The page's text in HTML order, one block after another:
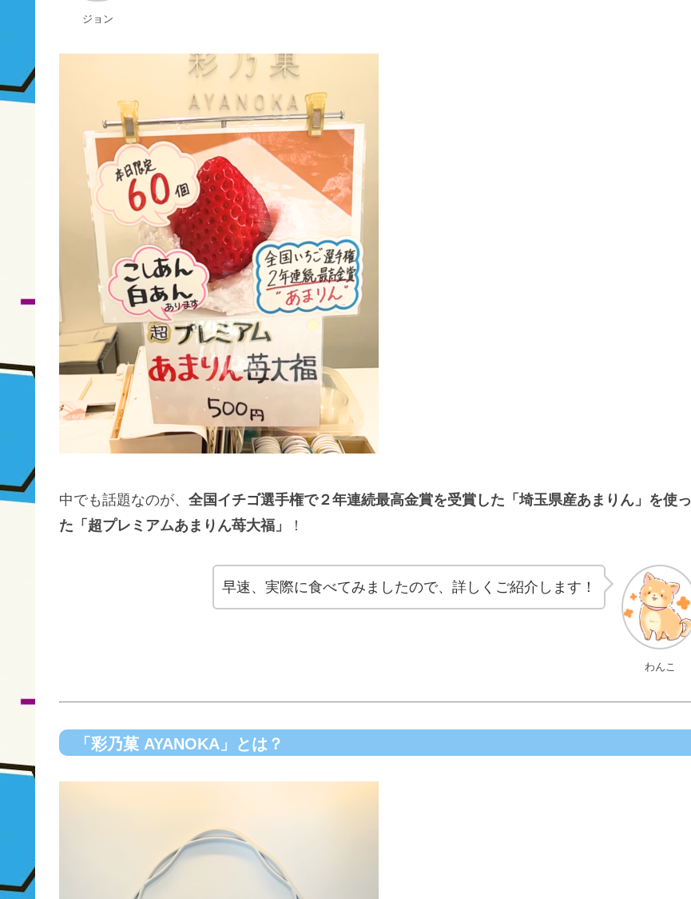
ジョン
中でも話題なのが、 全国イチゴ選手権で２年連続最高金賞を受賞した「埼玉県産あまりん」を使っ
た「超プレミアムあまりん苺大福」
！
わんこ
早速、実際に食べてみましたので、詳しくご紹介します！
「彩乃菓 AYANOKA」とは？